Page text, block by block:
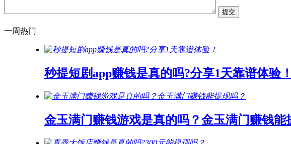
一周热门
秒提短剧app赚钱是真的吗?分享1天靠谱体验！
金玉满门赚钱游戏是真的吗？金玉满门赚钱能